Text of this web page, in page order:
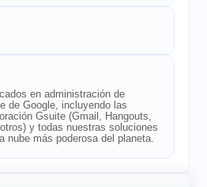
en administración de
de Google, incluyendo las
Gsuite (Gmail, Hangouts,
y todas nuestras soluciones
nube más poderosa del planeta.